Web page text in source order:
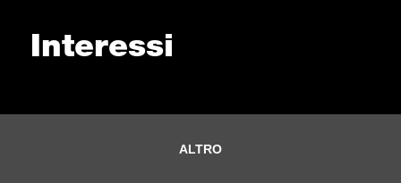
Interessi
ALTRO